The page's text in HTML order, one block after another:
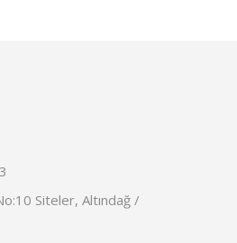
Siteler, Altındağ /